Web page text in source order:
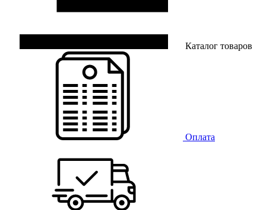
Каталог товаров
Оплата